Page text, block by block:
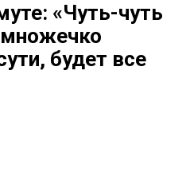
«Чуть-чуть
будет все